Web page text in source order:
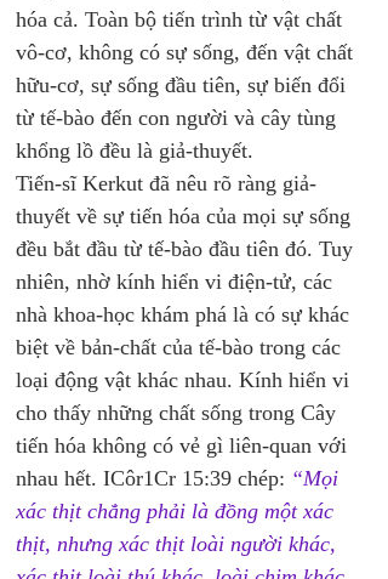
hóa cả. Toàn bộ tiến trình từ vật chất
vô-cơ, không có sự sống, đến vật chất
hữu-cơ, sự sống đầu tiên, sự biến đổi
từ tế-bào đến con người và cây tùng
khổng lồ đều là giả-thuyết.
Tiến-sĩ Kerkut đã nêu rõ ràng giả-
thuyết về sự tiến hóa của mọi sự sống
đều bắt đầu từ tế-bào đầu tiên đó. Tuy
nhiên, nhờ kính hiển vi điện-tử, các
nhà khoa-học khám phá là có sự khác
biệt về bản-chất của tế-bào trong các
loại động vật khác nhau. Kính hiển vi
cho thấy những chất sống trong Cây
tiến hóa không có vẻ gì liên-quan với
nhau hết. ICôr1Cr 15:39 chép: “Mọi
xác thịt chẳng phải là đồng một xác
thịt, nhưng xác thịt loài người khác,